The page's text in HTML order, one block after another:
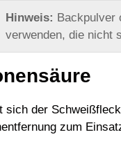
Backpulver
verwenden, die nicht
sich der
zum